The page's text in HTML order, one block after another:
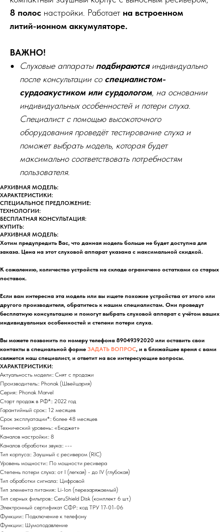
8 полос настройки. Работает на встроенном
литий-ионном аккумуляторе.
ВАЖНО!
Слуховые аппараты подбираютсяиндивидуально
после консультации со специалистом-
сурдоакустиком или сурдологом, на основании
индивидуальных особенностей и потери слуха.
Специалист с помощью высокоточного
оборудования проведёт тестирование слуха и
поможет выбрать модель, которая будет
максимально соответствовать потребностям
пользователя.
АРХИВНАЯ МОДЕЛЬ:
ХАРАКТЕРИСТИКИ:
СПЕЦИАЛЬНОЕ ПРЕДЛОЖЕНИЕ:
ТЕХНОЛОГИИ:
БЕСПЛАТНАЯ КОНСУЛЬТАЦИЯ:
КУПИТЬ:
АРХИВНАЯ МОДЕЛЬ:
Хотим предупредить Вас, что данная модель больше не будет доступна для
заказа. Цена на этот слуховой аппарат указана с максимальной скидкой.
К сожалению, количество устройств на складе ограничено остатками со старых
поставок.
Если вам интересна эта модель или вы ищете похожие устройства от этого или
другого производителя, обратитесь к нашим специалистам. Они проведут
бесплатную консультацию и помогут выбрать слуховой аппарат с учётом ваших
индивидуальных особенностей и степени потери слуха.
Вы можете позвонить по номеру телефона 89049392020 или оставить свои
контакты в специальной форме ЗАДАТЬ ВОПРОС, и в ближайшее время с вами
свяжется наш специалист, и ответит на все интересующие вопросы.
ХАРАКТЕРИСТИКИ:
Актуальность модели:: Снят с продажи
Производитель:: Phonak (Швейцария)
Серия:: Phonak Marvel
Старт продаж в РФ*:: 2022 год
Гарантийный срок:: 12 месяцев
Срок эксплуатации*:: более 48 месяцев
Технический уровень:: «Бюджет»
Каналов настройки:: 8
Каналов обработки звука:: ---
Тип корпуса:: Заушный c ресивером (RIC)
Уровень мощности:: По мощности ресивера
Степень потери слуха:: от I (легкая) - до IV (глубокая)
Тип обработки сигнала:: Цифровой
Тип элемента питания:: Li-Ion (перезаряжаемый)
Тип серных фильтров:: CeruShield Disk (комплект 6 шт.)
Электронный сертификат СФР:: код ТРУ 17-01-06
Функции:: Подключение к телефону
Функции:: Шумоподавление